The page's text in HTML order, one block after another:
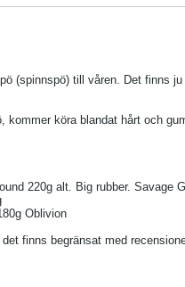
(spinnspö) till våren. Det finns
kommer köra blandat hårt och
220g alt. Big rubber. Savage
Oblivion
finns begränsat med